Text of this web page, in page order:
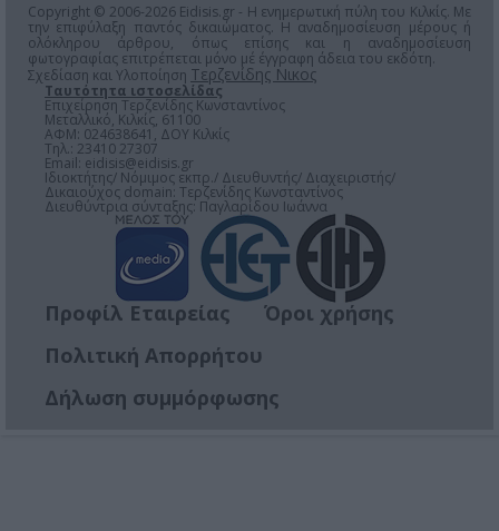
Copyright © 2006-2026 Eidisis.gr - Η ενημερωτική πύλη του Κιλκίς. Με
την επιφύλαξη παντός δικαιώματος. Η αναδημοσίευση μέρους ή
ολόκληρου άρθρου, όπως επίσης και η αναδημοσίευση
φωτογραφίας επιτρέπεται μόνο μέ έγγραφη άδεια του εκδότη.
Σχεδίαση και Υλοποίηση Τερζενίδης Νικος
Ταυτότητα ιστοσελίδας
Επιχείρηση Τερζενίδης Κωνσταντίνος
Μεταλλικό, Κιλκίς, 61100
ΑΦΜ: 024638641, ΔΟΥ Κιλκίς
Τηλ.: 23410 27307
Email: eidisis@eidisis.gr
Ιδιοκτήτης/ Νόμιμος εκπρ./ Διευθυντής/ Διαχειριστής/
Δικαιούχος domain: Τερζενίδης Κωνσταντίνος
Διευθύντρια σύνταξης: Παγλαρίδου Ιωάννα
Προφίλ Εταιρείας
Όροι χρήσης
Πολιτική Απορρήτου
Δήλωση συμμόρφωσης